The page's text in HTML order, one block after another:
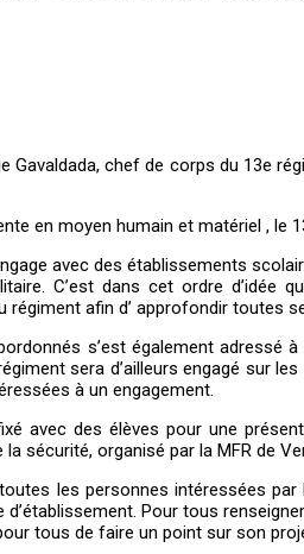
Gavaldada, chef de corps du 13e
en moyen humain et matériel , le
avec des établissements
C’est dans cet ordre d’idée
régiment afin d’ approfondir toutes
s’est également
sera d’ailleurs engagé sur
à un engagement.
avec des élèves pour une
sécurité, organisé par la MFR de
les personnes intéressées
d’établissement. Pour tous
tous de faire un point sur son